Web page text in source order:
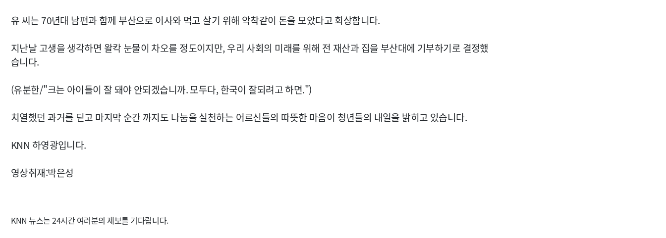
유 씨는 70년대 남편과 함께 부산으로 이사와 먹고 살기 위해 악착같이 돈을 모았다고 회상합니다.
지난날 고생을 생각하면 왈칵 눈물이 차오를 정도이지만, 우리 사회의 미래를 위해 전 재산과 집을 부산대에 기부하기로 결정했
습니다.
(유분한/"크는 아이들이 잘 돼야 안되겠습니까. 모두다, 한국이 잘되려고 하면.")
치열했던 과거를 딛고 마지막 순간 까지도 나눔을 실천하는 어르신들의 따뜻한 마음이 청년들의 내일을 밝히고 있습니다.
KNN 하영광입니다.
영상취재:박은성
KNN 뉴스는 24시간 여러분의 제보를 기다립니다.